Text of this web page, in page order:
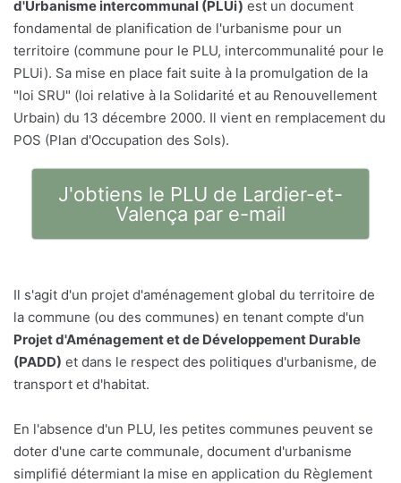
d'Urbanisme intercommunal (PLUi) est un document
fondamental de planification de l'urbanisme pour un
territoire (commune pour le PLU, intercommunalité pour le
PLUi). Sa mise en place fait suite à la promulgation de la
"loi SRU" (loi relative à la Solidarité et au Renouvellement
Urbain) du 13 décembre 2000. Il vient en remplacement du
POS (Plan d'Occupation des Sols).
J'obtiens le PLU de Lardier-et-
Valença par e-mail
Il s'agit d'un projet d'aménagement global du territoire de
la commune (ou des communes) en tenant compte d'un
Projet d'Aménagement et de Développement Durable
(PADD) et dans le respect des politiques d'urbanisme, de
transport et d'habitat.
En l'absence d'un PLU, les petites communes peuvent se
doter d'une carte communale, document d'urbanisme
simplifié détermiant la mise en application du Règlement